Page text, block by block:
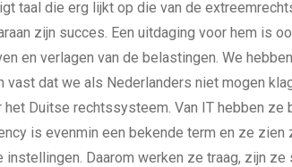
taal die erg lijkt op die van de
zijn succes. Een uitdaging voor hem is
en verlagen van de belastingen. We
vast dat we als Nederlanders niet mogen
Duitse rechtssysteem. Van IT hebben ze
is evenmin een bekende term en ze zien
Daarom werken ze traag, zijn ze